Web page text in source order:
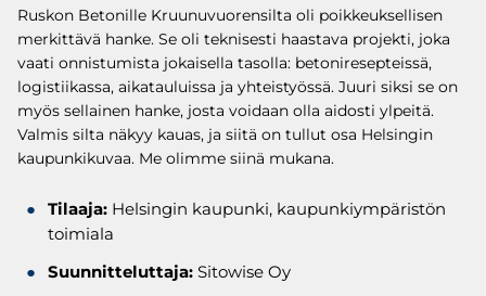
Ruskon Betonille Kruunuvuorensilta oli poikkeuksellisen
merkittävä hanke. Se oli teknisesti haastava projekti, joka
vaati onnistumista jokaisella tasolla: betoniresepteissä,
logistiikassa, aikatauluissa ja yhteistyössä. Juuri siksi se on
myös sellainen hanke, josta voidaan olla aidosti ylpeitä.
Valmis silta näkyy kauas, ja siitä on tullut osa Helsingin
kaupunkikuvaa. Me olimme siinä mukana.
Tilaaja: Helsingin kaupunki, kaupunkiympäristön
toimiala
Suunnitteluttaja: Sitowise Oy